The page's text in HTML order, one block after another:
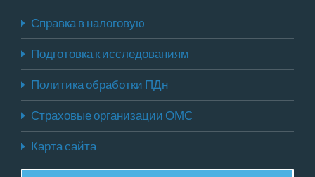
Справка в налоговую
Подготовка к исследованиям
Политика обработки ПДн
Страховые организации ОМС
Карта сайта